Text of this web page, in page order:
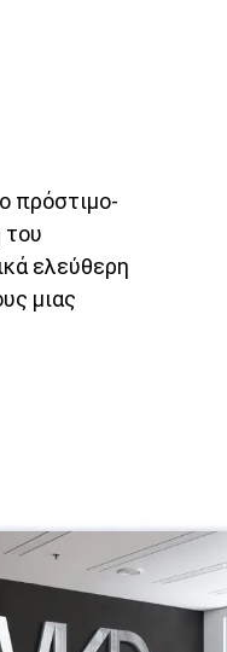
πρόστιμο-
του
ελεύθερη
μιας